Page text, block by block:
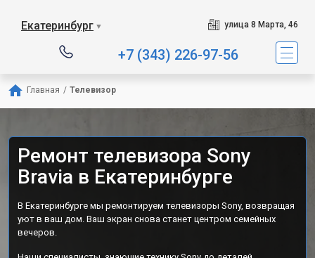
Екатеринбург ▼ улица 8 Марта, 46
+7 (343) 226-97-56
Главная / Телевизор
Ремонт телевизора Sony
Bravia в Екатеринбурге
В Екатеринбурге мы ремонтируем телевизоры Sony, возвращая
уют в ваш дом. Ваш экран снова станет центром семейных
вечеров.